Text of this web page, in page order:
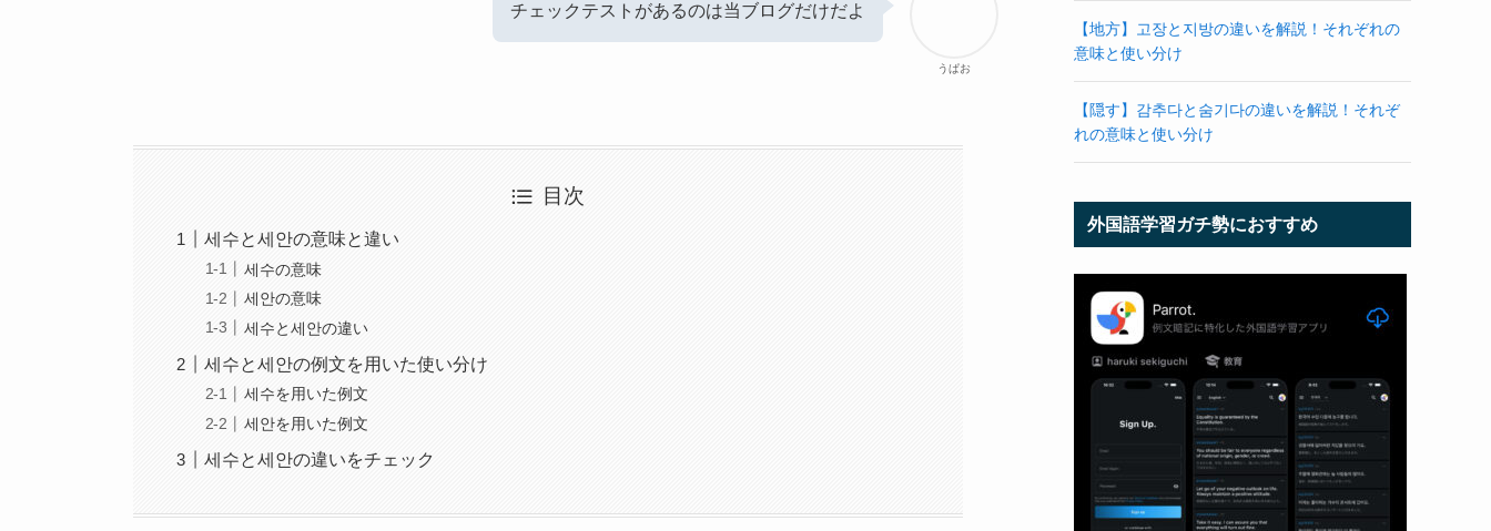
うぱお
チェックテストがあるのは当ブログだけだよ
目次
세수と세안の意味と違い
세수の意味
세안の意味
세수と세안の違い
세수と세안の例文を用いた使い分け
세수を用いた例文
세안を用いた例文
세수と세안の違いをチェック
【地方】고장と지방の違いを解説！それぞれの
意味と使い分け
【隠す】감추다と숨기다の違いを解説！それぞ
れの意味と使い分け
外国語学習ガチ勢におすすめ